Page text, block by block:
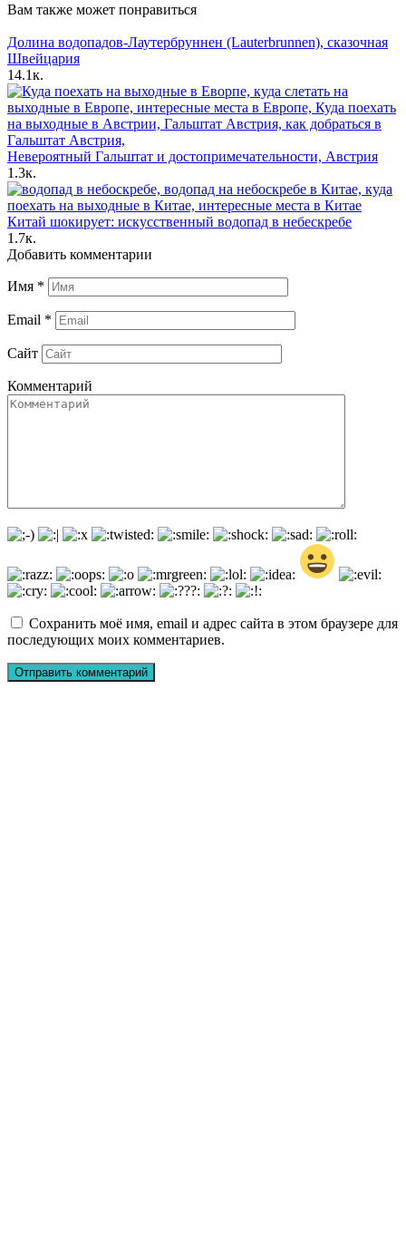
Вам также может понравиться
Долина водопадов-Лаутербруннен (Lauterbrunnen), сказочная
Швейцария
14.1к.
Невероятный Гальштат и достопримечательности, Австрия
1.3к.
Китай шокирует: искусственный водопад в небескребе
1.7к.
Добавить комментарии
Имя *
Email *
Сайт
Комментарий
Сохранить моё имя, email и адрес сайта в этом браузере для
последующих моих комментариев.